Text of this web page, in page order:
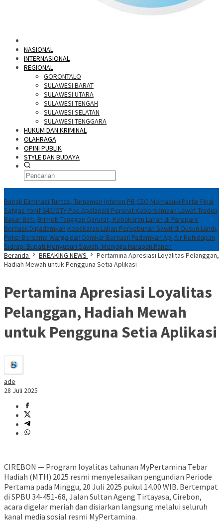
NASIONAL
INTERNASIONAL
REGIONAL
GORONTALO
SULAWESI BARAT
SULAWESI UTARA
SULAWESI TENGAH
SULAWESI SELATAN
SULAWESI TENGGARA
HUKUM DAN KRIMINAL
OLAHRAGA
OPINI PUBLIK
STYLE DAN BUDAYA
Babak Eliminasi Tuntas, Turnamen Interen PB CEO Memasuki Partai Final
Satgas Yonif 645/GTY Pos Apalapsili Pererat Kebersamaan Lewat Tradisi
Bakar Batu Brimob Tanggap Darurat, Kebakaran Lahan di Parepare
Berhasil Dipadamkan Kebakaran Lahan Perkebunan Sawit di Dusun Landi,
Polisi Bersama Warga dan Damkar Berhasil Padamkan Api Air Kehidupan
Sidrap: Bupati Menyusuri Sawah, Menjaga Harapan Panen
Beranda
BREAKING NEWS
Pertamina Apresiasi Loyalitas Pelanggan,
Hadiah Mewah untuk Pengguna Setia Aplikasi
Pertamina Apresiasi Loyalitas
Pelanggan, Hadiah Mewah
untuk Pengguna Setia Aplikasi
ade
28 Juli 2025
CIREBON — Program loyalitas tahunan MyPertamina Tebar
Hadiah (MTH) 2025 resmi menyelesaikan pengundian Periode
Pertama pada Minggu, 20 Juli 2025 pukul 14.00 WIB. Bertempat
di SPBU 34-451-68, Jalan Sultan Ageng Tirtayasa, Cirebon,
acara digelar meriah dan disiarkan langsung melalui seluruh
kanal media sosial resmi MyPertamina.